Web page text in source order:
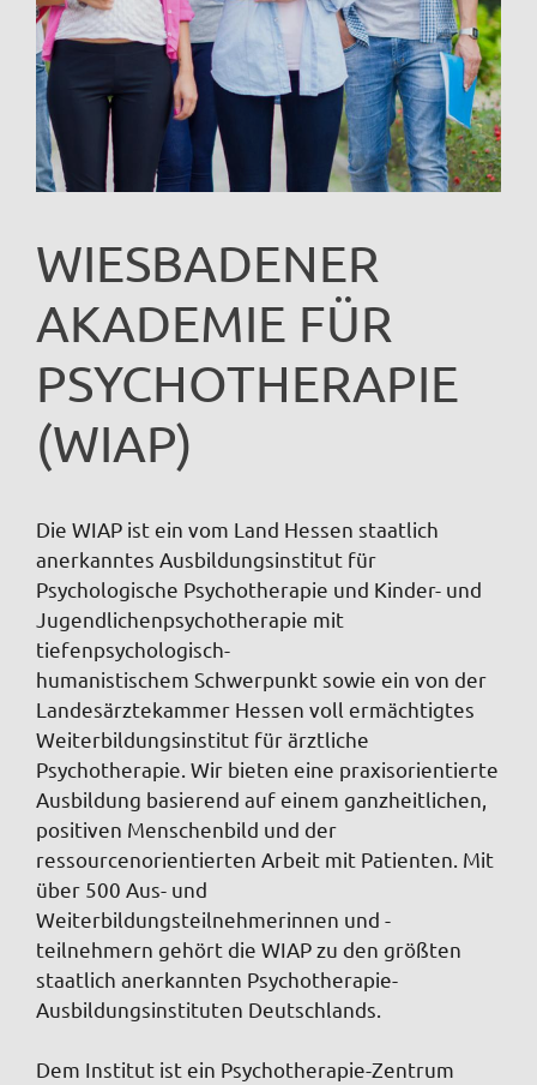
WIESBADENER
AKADEMIE FÜR
PSYCHOTHERAPIE
(WIAP)
Die WIAP ist ein vom Land Hessen staatlich
anerkanntes Ausbildungsinstitut für
Psychologische Psychotherapie und Kinder- und
Jugendlichenpsychotherapie mit
tiefenpsychologisch-
humanistischem Schwerpunkt sowie ein von der
Landesärztekammer Hessen voll ermächtigtes
Weiterbildungsinstitut für ärztliche
Psychotherapie. Wir bieten eine praxisorientierte
Ausbildung basierend auf einem ganzheitlichen,
positiven Menschenbild und der
ressourcenorientierten Arbeit mit Patienten. Mit
über 500 Aus- und
Weiterbildungsteilnehmerinnen und -
teilnehmern gehört die WIAP zu den größten
staatlich anerkannten Psychotherapie-
Ausbildungsinstituten Deutschlands.
Dem Institut ist ein Psychotherapie-Zentrum